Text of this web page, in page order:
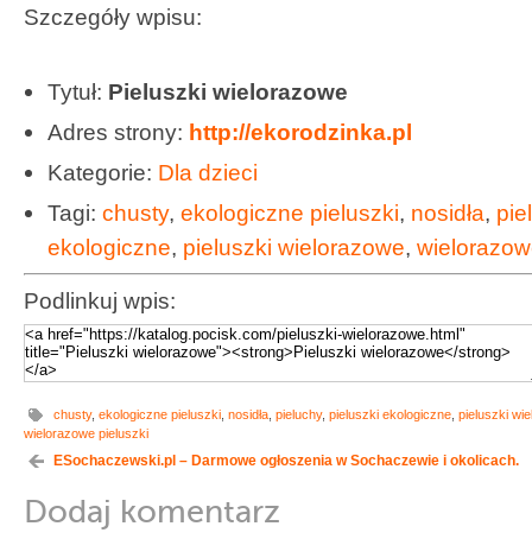
Szczegóły wpisu:
Tytuł: Pieluszki wielorazowe
Adres strony: http://ekorodzinka.pl
Kategorie: Dla dzieci
Tagi: chusty, ekologiczne pieluszki, nosidła,
ekologiczne, pieluszki wielorazowe,
Podlinkuj wpis:
chusty, ekologiczne pieluszki nosidła pieluchy, pieluszki ekologiczne pieluszki
wielorazowe pieluszki
ESochaczewski.pl – Darmowe ogłoszenia w Sochaczewie i okolicach.
Dodaj komentarz